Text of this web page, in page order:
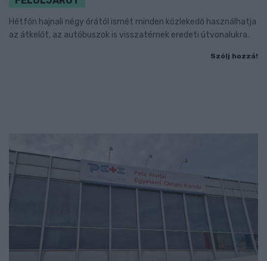
Hétfőn hajnali négy órától ismét minden közlekedő használhatja
az átkelőt, az autóbuszok is visszatérnek eredeti útvonalukra.
Szólj hozzá!